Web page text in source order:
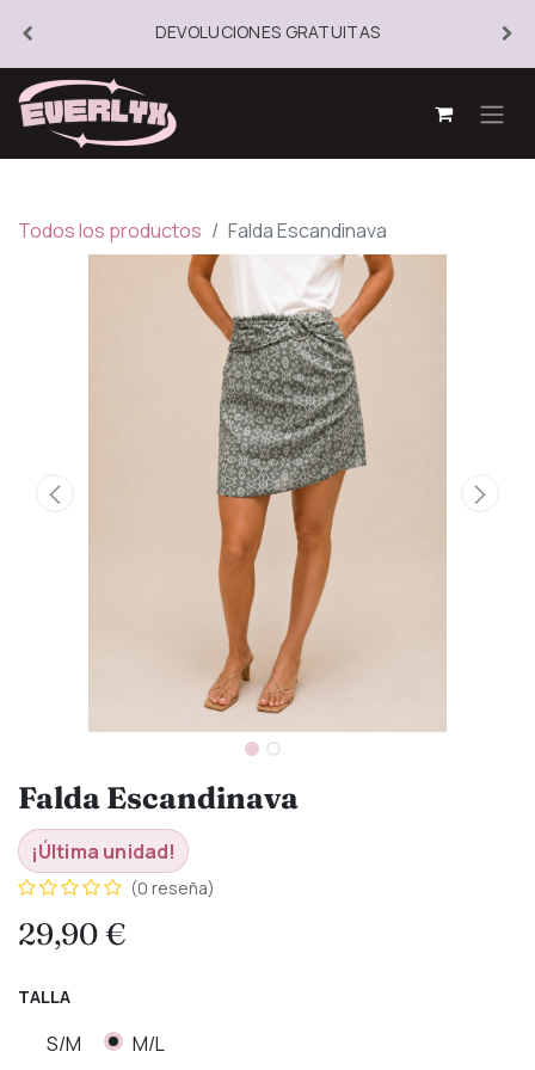
DEVOLUCIONES GRATUITAS
Todos los productos Falda Escandinava
Falda Escandinava
¡Última unidad!
(0 reseña)
29,90€
TALLA
S/M M/L